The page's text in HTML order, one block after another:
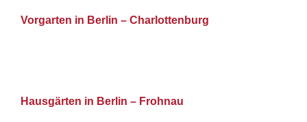
Vorgarten in Berlin – Charlottenburg
Hausgärten in Berlin – Frohnau